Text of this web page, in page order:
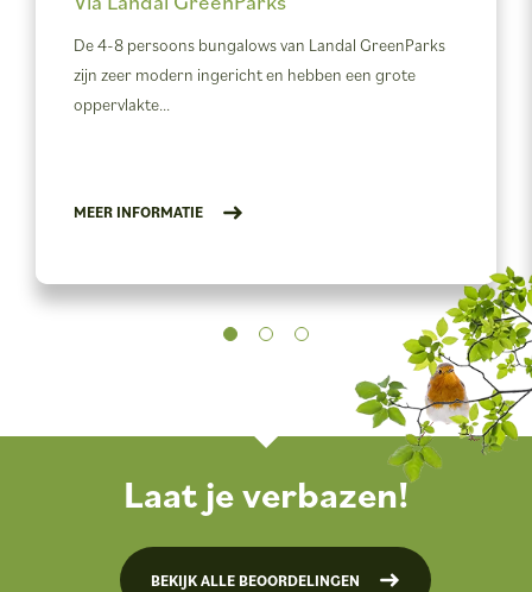
De 4-8 persoons bungalows van Landal GreenParks
zijn zeer modern ingericht en hebben een grote
oppervlakte...
MEER INFORMATIE
Laat je verbazen!
BEKIJK ALLE BEOORDELINGEN